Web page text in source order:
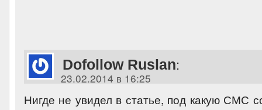
Dofollow Ruslan:
23.02.2014 в 16:25
Нигде не увидел в статье, под какую СМС